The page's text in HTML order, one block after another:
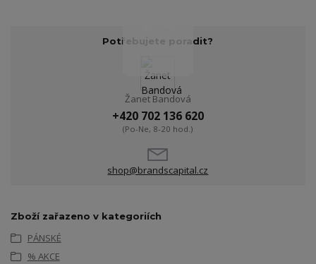
Potřebujete poradit?
Žanet Bandová
+420 702 136 620
(Po-Ne, 8-20 hod.)
shop@brandscapital.cz
Zboží zařazeno v kategoriích
PÁNSKÉ
% AKCE